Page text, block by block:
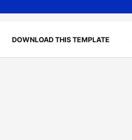
DOWNLOAD THIS TEMPLATE